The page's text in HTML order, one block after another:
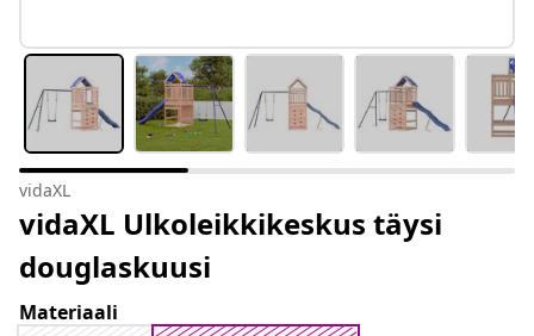
vidaXL
vidaXL Ulkoleikkikeskus täysi
douglaskuusi
Materiaali